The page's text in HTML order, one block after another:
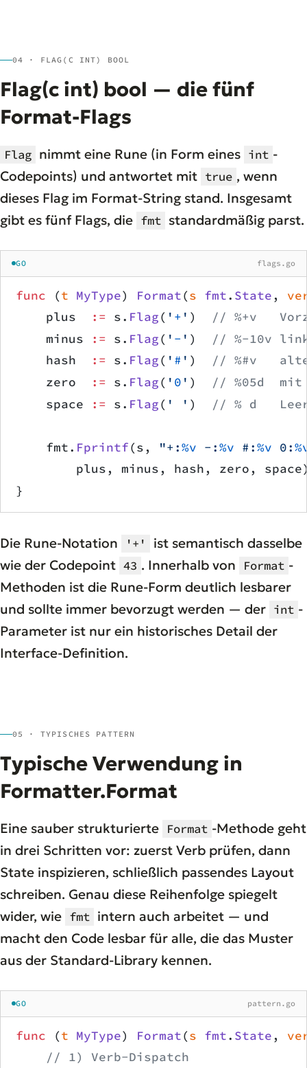
04 · FLAG(C INT) BOOL
Flag(c int) bool — die fünf
Format-Flags
Flag nimmt eine Rune (in Form eines int -
Codepoints) und antwortet mit true , wenn
dieses Flag im Format-String stand. Insgesamt
gibt es fünf Flags, die fmt standardmäßig parst.
GO flags.go
func (t MyType) Format(s fmt. State,
    plus
:= s. Flag( ' + ' )
// %+v
    minus
:= s. Flag( ' - ' )
// %-10v
    hash
:= s. Flag( ' # ' )
// %#v
    zero
:= s. Flag( ' 0 ' )
// %05d
    space
:= s. Flag( ' ' ) // % d
    fmt.
Fprintf(s, "+:%v -:%v #:%v 0:
plus, minus, hash, zero,
}
Die Rune-Notation '+'
ist semantisch dasselbe
wie der Codepoint 43 . Innerhalb von Format -
Methoden ist die Rune-Form deutlich lesbarer
und sollte immer bevorzugt werden — der int -
Parameter ist nur ein historisches Detail der
Interface-Definition.
05 · TYPISCHES PATTERN
Typische Verwendung in
Formatter.Format
Eine sauber strukturierte Format -Methode geht
in drei Schritten vor: zuerst Verb prüfen, dann
State inspizieren, schließlich passendes Layout
schreiben. Genau diese Reihenfolge spiegelt
wider, wie fmt intern auch arbeitet — und
macht den Code lesbar für alle, die das Muster
aus der Standard-Library kennen.
GO pattern.go
func (t MyType) Format(s fmt. State,
    // 1) Verb-Dispatch